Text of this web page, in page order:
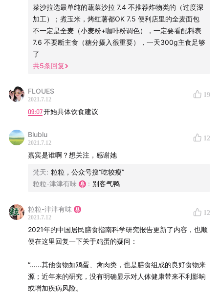
菜沙拉选最单纯的蔬菜沙拉 7.4 不推荐炸物类的（过度深
加工）；煮玉米，烤红薯都OK 7.5 便利店里的全麦面包
不一定是全麦（小麦粉+咖啡粉调色），一定要看配料表
7.6 不要断主食（糖分摄入很重要），一天300g主食足够
了
共5条回复
FLOUES
2021.7.12
19
09:07开始具体饮食建议
Blublu
2021.7.12
12
嘉宾是谁啊？想关注，感谢她
梵天: 粒粒，公众号搜“吃较瘦”
粒粒-津津有味
: 别客气鸭
粒粒-津津有味
2021.7.12
12
2021年的中国居民膳食指南科学研究报告更新了内容，也顺
便在这里回复一下关于鸡蛋的疑问：
“……其他食物如鸡蛋、禽肉类，也是膳食组成的良好食物来
源；近年来的研究，没有明确显示对人体健康带来不利影响
或增加疾病风险。